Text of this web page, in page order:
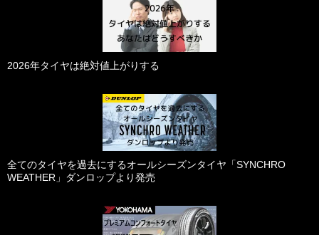
2026年タイヤは絶対値上がりする
全てのタイヤを過去にするオールシーズンタイヤ「SYNCHRO
WEATHER」ダンロップより発売